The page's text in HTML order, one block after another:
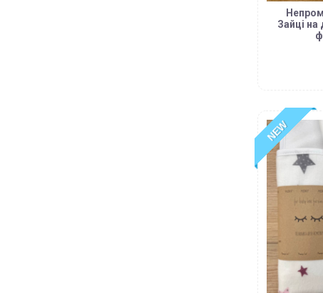
Зайці на
NEW